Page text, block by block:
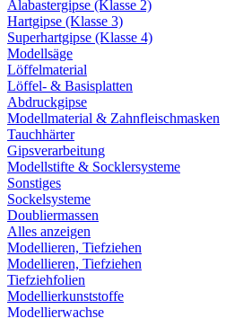
Alabastergipse (Klasse 2)
Hartgipse (Klasse 3)
Superhartgipse (Klasse 4)
Modellsäge
Löffelmaterial
Löffel- & Basisplatten
Abdruckgipse
Modellmaterial & Zahnfleischmasken
Tauchhärter
Gipsverarbeitung
Modellstifte & Socklersysteme
Sonstiges
Sockelsysteme
Doubliermassen
Alles anzeigen
Modellieren, Tiefziehen
Modellieren, Tiefziehen
Tiefziehfolien
Modellierkunststoffe
Modellierwachse